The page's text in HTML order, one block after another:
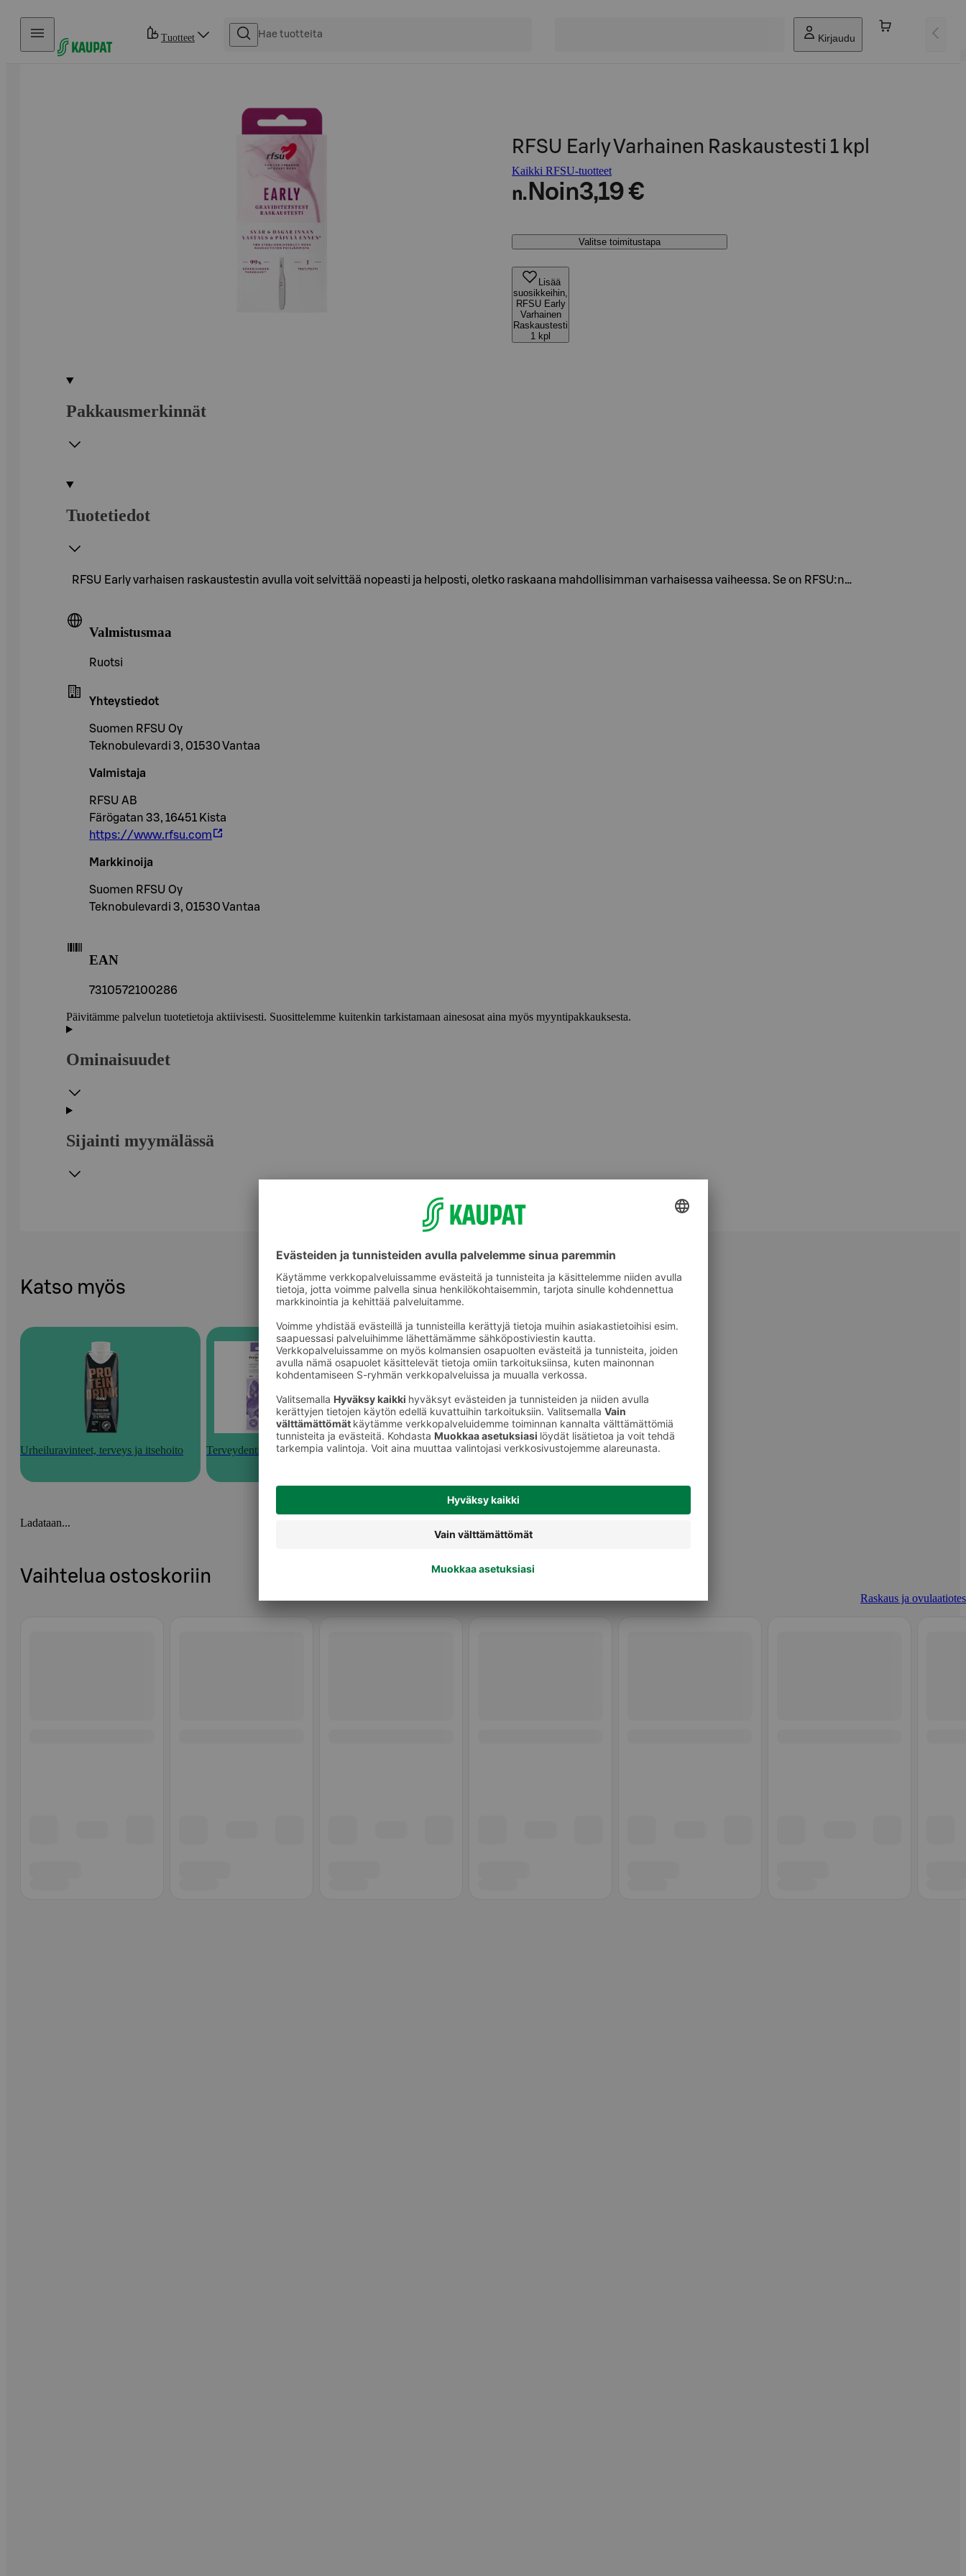
Hyppää sisältöön
Tuotteet Kirjaudu
RFSU Early Varhainen Raskaustesti 1 kpl
Kaikki RFSU-tuotteet
n. Noin3,19 €
Valitse toimitustapa
Lisää
suosikkeihin,
RFSU Early
Varhainen
Raskaustesti
1 kpl
Pakkausmerkinnät
Tuotetiedot
RFSU Early varhaisen raskaustestin avulla voit selvittää nopeasti ja helposti, oletko raskaana mahdollisimman varhaisessa vaiheessa. Se on RFSU:n…
Valmistusmaa
Ruotsi
Yhteystiedot
Suomen RFSU Oy
Teknobulevardi 3, 01530 Vantaa
Valmistaja
RFSU AB
Färögatan 33, 16451 Kista
https://www.rfsu.com
Markkinoija
Suomen RFSU Oy
Teknobulevardi 3, 01530 Vantaa
EAN
7310572100286
Päivitämme palvelun tuotetietoja aktiivisesti. Suosittelemme kuitenkin tarkistamaan ainesosat aina myös myyntipakkauksesta.
Ominaisuudet
Sijainti myymälässä
Katso myös
Urheiluravinteet, terveys ja itsehoito Terveydentilan kotitestit Raskaus ja ovulaatiotestit
Ladataan...
Vaihtelua ostoskoriin
Raskaus ja